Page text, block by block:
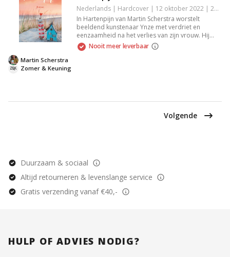
Nederlands | Hardcover | 12 oktober 2022 | 224 pagina's | 9789020545579
In Hartenpijn van Martin Scherstra worstelt
beeldend kunstenaar Ynze met verdriet en
eenzaamheid na het verlies van zijn vrouw. Hij
woont met zijn dochtertje in een Fries dorp en
dreigt zijn huis kwijt te raken. Ontmoetingen met
Nooit meer leverbaar
Zomer & Keuning
Martin Scherstra
Volgende
Duurzaam & sociaal
Altijd retourneren & levenslange service
Gratis verzending vanaf €40,-
HULP OF ADVIES NODIG?